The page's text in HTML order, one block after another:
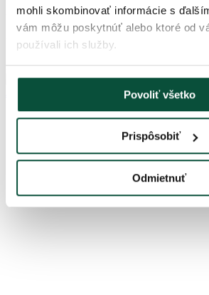
mohli skombinovať informácie s
vám môžu poskytnúť alebo ktoré od
používali ich služby.
Povoliť všetko
Prispôsobiť
Odmietnuť
VYPREDANÉ
Nie je na sklade
3DMSLED90